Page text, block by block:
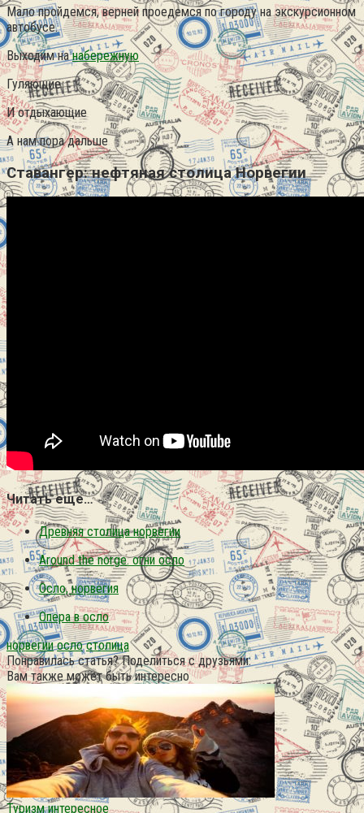
Мало пройдемся, верней проедемся по городу на экскурсионном
автобусе.
Выходим нанабережную
Гуляющие
И отдыхающие
А нам пора дальше
Ставангер: нефтяная столица Норвегии
Читать еще…
Древняя столица норвегии
Around the norge. огни осло
Осло, норвегия
Опера в осло
норвегии осло столица
Понравилась статья? Поделиться с друзьями:
Вам также может быть интересно
Туризм интересное